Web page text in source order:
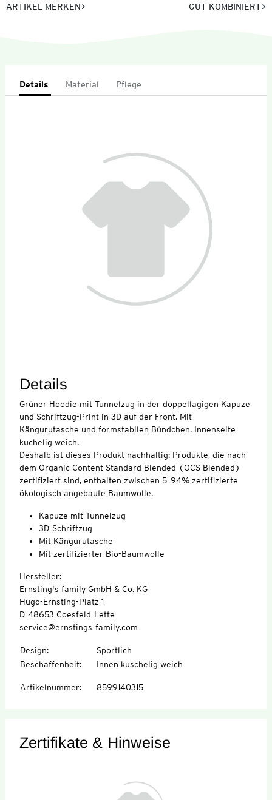
ARTIKEL MERKEN GUT KOMBINIERT
Details Material Pflege
Details
Grüner Hoodie mit Tunnelzug in der doppellagigen Kapuze
und Schriftzug-Print in 3D auf der Front. Mit
Kängurutasche und formstabilen Bündchen. Innenseite
kuchelig weich.
Deshalb ist dieses Produkt nachhaltig: Produkte, die nach
dem Organic Content Standard Blended (OCS Blended)
zertifiziert sind, enthalten zwischen 5–94% zertifizierte
ökologisch angebaute Baumwolle.
Kapuze mit Tunnelzug
3D-Schriftzug
Mit Kängurutasche
Mit zertifizierter Bio-Baumwolle
Hersteller:
Ernsting's family GmbH & Co. KG
Hugo-Ernsting-Platz 1
D-48653 Coesfeld-Lette
service@ernstings-family.com
Design:
Sportlich
Beschaffenheit: Innen kuschelig weich
Artikelnummer: 8599140315
Zertifikate & Hinweise